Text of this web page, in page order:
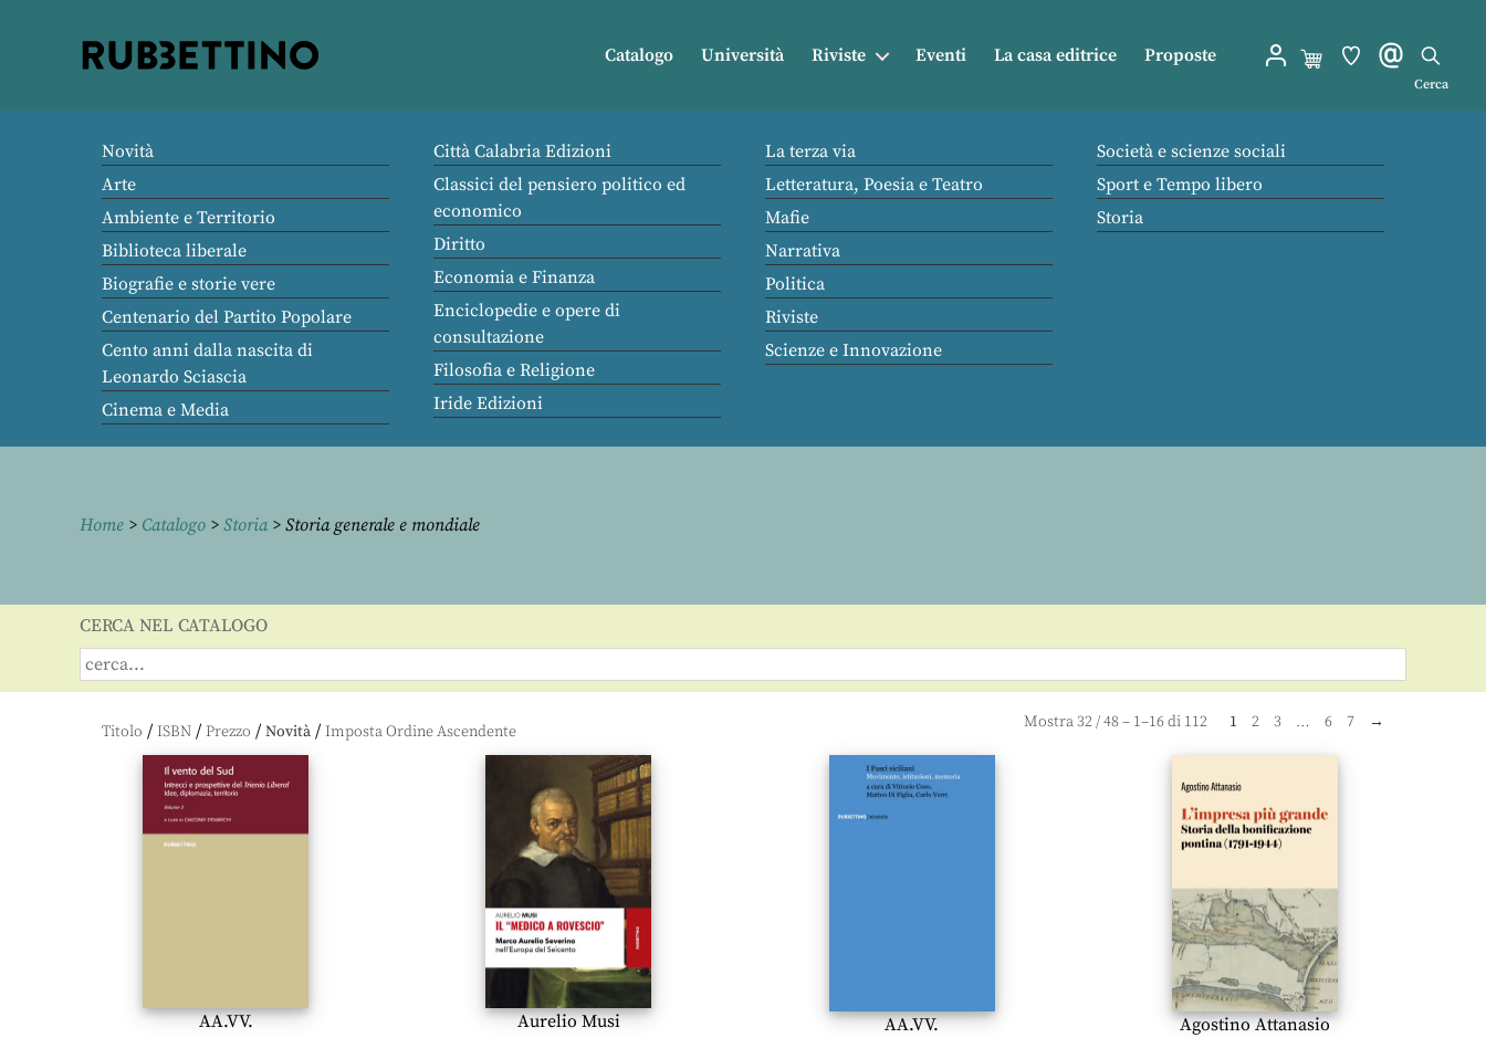
Catalogo Università Riviste Eventi La casa editrice Proposte
Cerca
Novità
Arte
Ambiente e Territorio
Biblioteca liberale
Biografie e storie vere
Centenario del Partito Popolare
Cento anni dalla nascita di
Leonardo Sciascia
Cinema e Media
Città Calabria Edizioni
Classici del pensiero politico ed
economico
Diritto
Economia e Finanza
Enciclopedie e opere di
consultazione
Filosofia e Religione
Iride Edizioni
La terza via
Letteratura, Poesia e Teatro
Mafie
Narrativa
Politica
Riviste
Scienze e Innovazione
Società e scienze sociali
Sport e Tempo libero
Storia
Home > Catalogo > Storia> Storia generale e mondiale
CERCA NEL CATALOGO
Titolo / ISBN / Prezzo / Novità / Mostra32/48– 1–16 di 112 1 2 3 … 6 7 →
AA.VV. Aurelio Musi AA.VV. Agostino Attanasio